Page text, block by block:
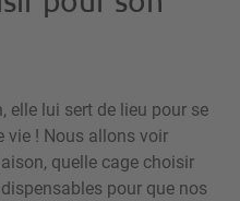
elle lui sert de lieu pour se
vie ! Nous allons voir
quelle cage choisir
pour que nos